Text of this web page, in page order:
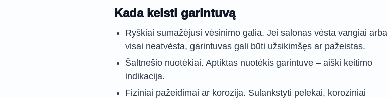
Kada keisti garintuvą
Ryškiai sumažėjusi vėsinimo galia. Jei salonas vėsta vangiai arba
visai neatvėsta, garintuvas gali būti užsikimšęs ar pažeistas.
Šaltnešio nuotėkiai. Aptiktas nuotėkis garintuve – aiški keitimo
indikacija.
Fiziniai pažeidimai ar korozija. Sulankstyti pelekai, koroziniai